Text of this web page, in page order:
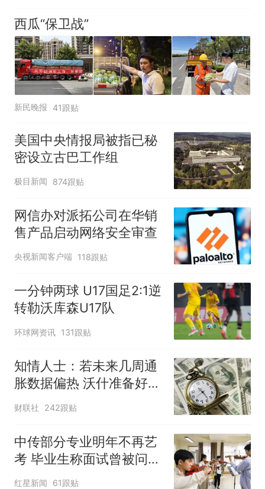
西瓜“保卫战”
新民晚报 41跟贴
美国中央情报局被指已秘
密设立古巴工作组
极目新闻 874跟贴
网信办对派拓公司在华销
售产品启动网络安全审查
央视新闻客户端 118跟贴
一分钟两球 U17国足2:1逆
转勒沃库森U17队
环球网资讯 131跟贴
知情人士：若未来几周通
胀数据偏热 沃什准备好加
息
财联社 242跟贴
中传部分专业明年不再艺
考 毕业生称面试曾被问
“如何策划晚会” 专家：遏
红星新闻 61跟贴